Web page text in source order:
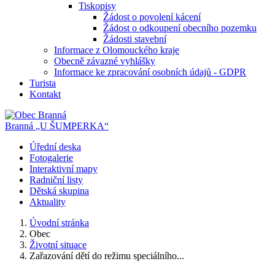
Tiskopisy
Žádost o povolení kácení
Žádost o odkoupení obecního pozemku
Žádosti stavební
Informace z Olomouckého kraje
Obecně závazné vyhlášky
Informace ke zpracování osobních údajů - GDPR
Turista
Kontakt
Branná „U ŠUMPERKA“
Úřední deska
Fotogalerie
Interaktivní mapy
Radniční listy
Dětská skupina
Aktuality
Úvodní stránka
Obec
Životní situace
Zařazování dětí do režimu speciálního...